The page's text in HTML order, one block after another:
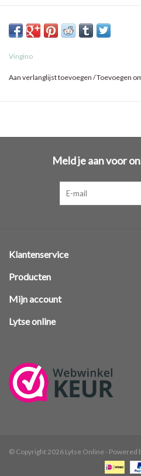
Vingino
Aan verlanglijst toevoegen /Toevoegen
Meld je aan voor
Klantenservice
Producten
Mijn account
Lytse online
© Copyright 2026 Lytse Online - Powered